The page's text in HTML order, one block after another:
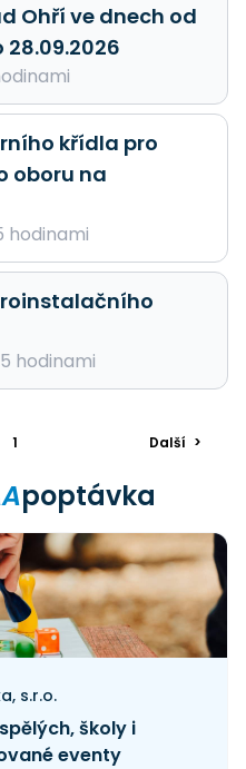
Ohří ve dnech od
28.09.2026
křídla pro
oboru na
hodinami
hodinami
1 Další >
poptávka
s.r.o.
školy i
eventy